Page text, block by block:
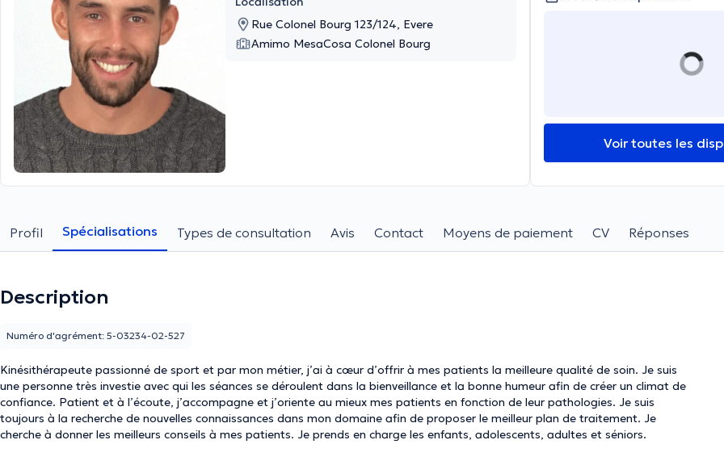
Rue Colonel Bourg 123/124, Evere
Amimo MesaCosa Colonel Bourg
Voir toutes les
Profil Spécialisations Types de consultation Avis Contact Moyens de paiement CV Réponses
Description
Kinésithérapeute passionné de sport et par mon métier, j’ai à cœur d’offrir à mes patients la meilleure qualité de soin. Je suis
une personne très investie avec qui les séances se déroulent dans la bienveillance et la bonne humeur afin de créer un climat de
confiance. Patient et à l’écoute, j’accompagne et j’oriente au mieux mes patients en fonction de leur pathologies. Je suis
toujours à la recherche de nouvelles connaissances dans mon domaine afin de proposer le meilleur plan de traitement. Je
cherche à donner les meilleurs conseils à mes patients. Je prends en charge les enfants, adolescents, adultes et séniors.
Numéro d'agrément: 5-03234-02-527